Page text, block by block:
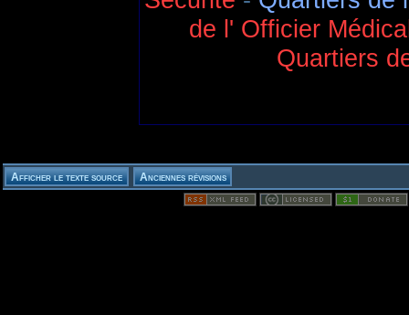
de l' Officier
Quartiers